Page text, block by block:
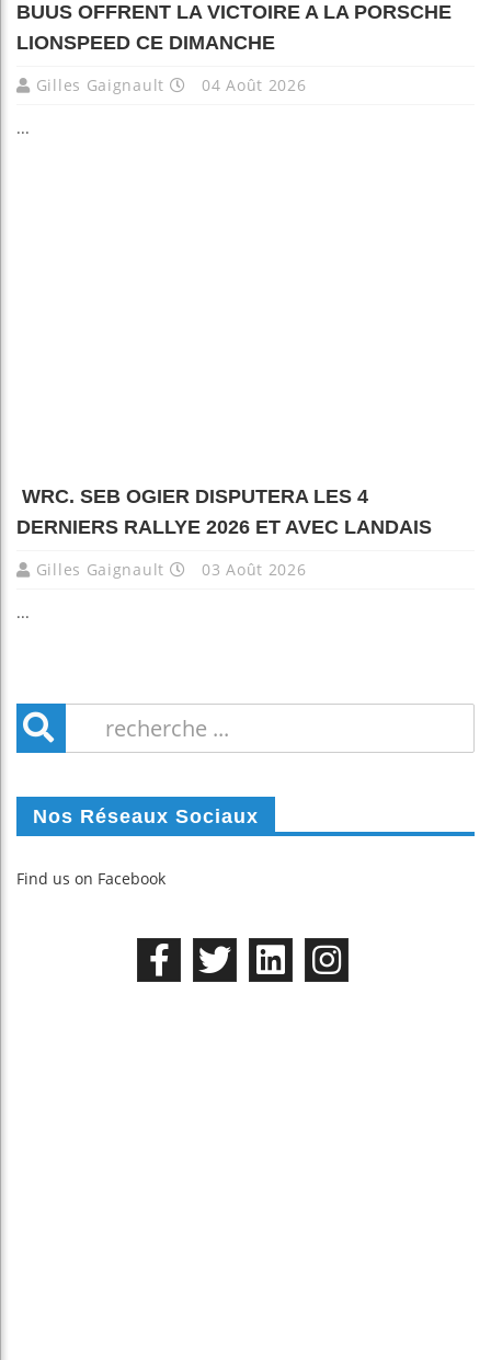
BUUS OFFRENT LA VICTOIRE A LA PORSCHE
LIONSPEED CE DIMANCHE
Gilles Gaignault 04 Août 2026
...
WRC. SEB OGIER DISPUTERA LES 4
DERNIERS RALLYE 2026 ET AVEC LANDAIS
Gilles Gaignault 03 Août 2026
...
Nos Réseaux Sociaux
Find us on Facebook